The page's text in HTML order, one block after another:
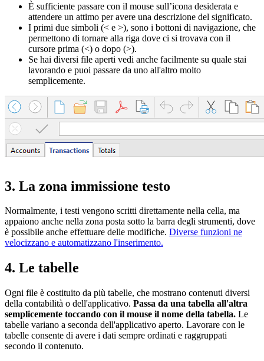
È sufficiente passare con il mouse sull’icona desiderata e
attendere un attimo per avere una descrizione del significato.
I primi due simboli (< e >), sono i bottoni di navigazione, che
permettono di tornare alla riga dove ci si trovava con il
cursore prima (<) o dopo (>).
Se hai diversi file aperti vedi anche facilmente su quale stai
lavorando e puoi passare da uno all'altro molto
semplicemente.
3. La zona immissione testo
Normalmente, i testi vengono scritti direttamente nella cella, ma
appaiono anche nella zona posta sotto la barra degli strumenti, dove
è possibile anche effettuare delle modifiche. Diverse funzioni ne
velocizzano e automatizzano l'inserimento.
4. Le tabelle
Ogni file è costituito da più tabelle, che mostrano contenuti diversi
della contabilità o dell'applicativo. Passa da una tabella all'altra
semplicemente toccando con il mouse il nome della tabella. Le
tabelle variano a seconda dell'applicativo aperto. Lavorare con le
tabelle consente di avere i dati sempre ordinati e raggruppati
secondo il contenuto.